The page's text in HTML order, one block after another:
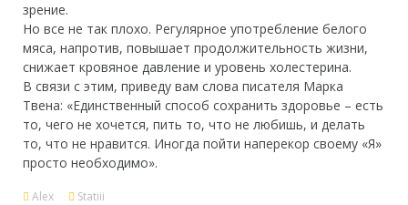
зрение.
Но все не так плохо. Регулярное употребление белого
мяса, напротив, повышает продолжительность жизни,
снижает кровяное давление и уровень холестерина.
В связи с этим, приведу вам слова писателя Марка
Твена: «Единственный способ сохранить здоровье – есть
то, чего не хочется, пить то, что не любишь, и делать
то, что не нравится. Иногда пойти наперекор своему «Я»
просто необходимо».
Alex Statiii